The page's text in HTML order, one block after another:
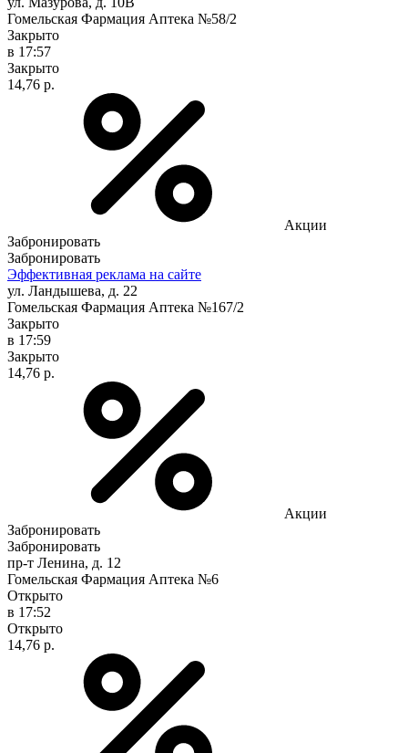
Гомельская Фармация Аптека №58/2
Закрыто
в 17:57
Закрыто
14,76 р.
Акции
Забронировать
Забронировать
Эффективная реклама на сайте
ул. Ландышева, д. 22
Гомельская Фармация Аптека №167/2
Закрыто
в 17:59
Закрыто
14,76 р.
Акции
Забронировать
Забронировать
пр-т Ленина, д. 12
Гомельская Фармация Аптека №6
Открыто
в 17:52
Открыто
14,76 р.